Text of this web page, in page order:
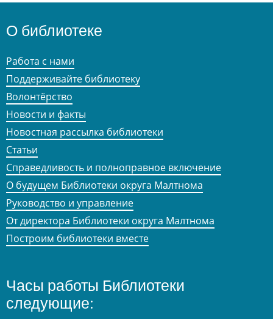
О библиотеке
Работа с нами
Поддерживайте библиотеку
Волонтёрство
Новости и факты
Новостная рассылка библиотеки
Статьи
Справедливость и полноправное включение
О будущем Библиотеки округа Малтнома
Руководство и управление
От директора Библиотеки округа Малтнома
Построим библиотеки вместе
Часы работы Библиотеки
следующие: